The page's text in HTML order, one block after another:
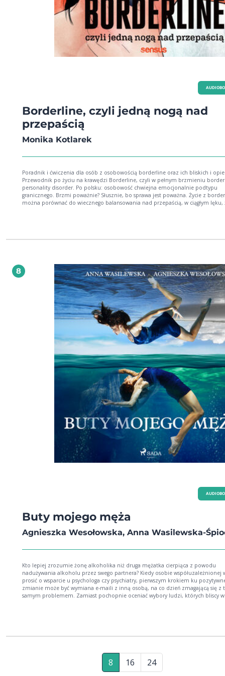
Borderline, czyli jedną nogą nad
przepaścią
Monika Kotlarek
Poradnik i ćwiczenia dla osób z osobowością borderline oraz ich bliskich i
Przewodnik po życiu na krawędzi Borderline, czyli w pełnym brzmieniu borderline
personality disorder. Po polsku: osobowość chwiejna emocjonalnie podtypu
granicznego. Brzmi poważnie? Słusznie, bo sprawa jest poważna. Życie z
można porównać do wiecznego balansowania nad przepaścią, w ciągłym lęku,
tyle osoby z borderline są pozbawione nawet tej odrobiny komfortu. Borderline nie
Z borderline trzeba nauczyć się żyć, a pomóc w tym może odpowiednia
Monika Kotlarek, oprócz podpartych rzetelną wiedzą naukową obserwacji na
borderline, zawarła w książce także historie osób, u których zdiagnozowano
podtyp osobowości. Stworzyła w ten sposób swoisty przewodnik po życiu z
borderline, przydatny dla samych chorych, ale także dla ich bliskich czy
Przewodnik, który pomoże zrozumieć i wesprzeć - bez szufladkowania ani
stygmatyzowania. Borderline - objawy i przyczyny - Monika Kotlarek Gosia Ohme |
Kafka odc. 345
8
Buty mojego męża
Agnieszka Wesołowska, Anna Wasilewska-
Kto lepiej zrozumie żonę alkoholika niż druga mężatka cierpiąca z powodu
nadużywania alkoholu przez swego partnera? Kiedy osobie współuzależnionej
prosić o wsparcie u psychologa czy psychiatry, pierwszym krokiem ku
zmianie może być wymiana e-maili z inną osobą, na co dzień zmagającą się z
samym problemem. Zamiast pochopnie oceniać wybory ludzi, których bliscy
8 16 24